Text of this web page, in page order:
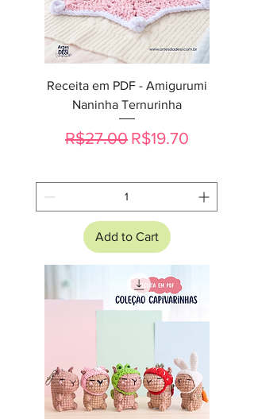
Receita em PDF - Amigurumi
Naninha Ternurinha
Regular Price
R$27.00 Sale Price
R$19.70
Add to Cart